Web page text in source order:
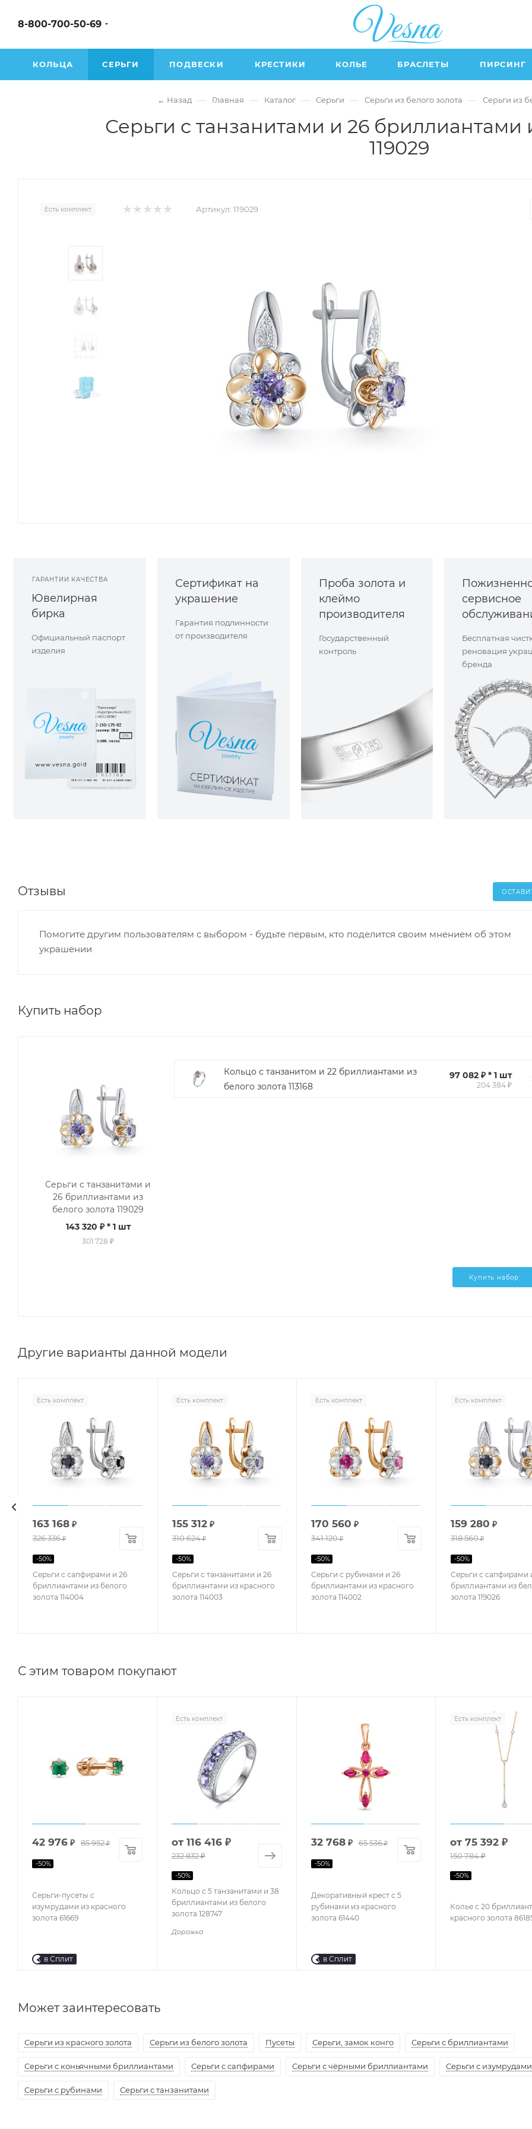
8-800-700-50-69
КОЛЬЦА СЕРЬГИ ПОДВЕСКИ КРЕСТИКИ КОЛЬЕ БРАСЛЕТЫ ПИРСИНГ
← Назад — Главная — Каталог — Серьги — Серьги из белого золота — Серьги из
Серьги с танзанитами и 26 бриллиантами
119029
Есть комплект Артикул: 119029
ГАРАНТИИ КАЧЕСТВА
Ювелирная
бирка
Официальный паспорт
изделия
Сертификат на
украшение
Гарантия подлинности
от производителя
Проба золота и
клеймо
производителя
Государственный
контроль
сервисное
Бесплатная
реновация
бренда
Отзывы
Помогите другим пользователям с выбором - будьте первым, кто поделится своим мнением об этом
украшении
Купить набор
Серьги с танзанитами и
26 бриллиантами из
белого золота 119029
143 320 ₽* 1 шт
301 728 ₽
Кольцо с танзанитом и 22 бриллиантами из
белого золота 113168
97 082 ₽ * 1 шт
204 384 ₽
Купить набор
Другие варианты данной модели
Есть комплект
Серьги с сапфирами и 26
бриллиантами из белого
золота 114004
163 168₽
326 336₽
-50%
Есть комплект
Серьги с танзанитами и 26
бриллиантами из красного
золота 114003
155 312₽
310 624₽
-50%
Есть комплект
Серьги с рубинами и 26
бриллиантами из красного
золота 114002
170 560 ₽
341 120₽
-50%
Есть комплект
Серьги с сапфирами
бриллиантами из
золота 119026
159 280 ₽
318 560₽
-50%
С этим товаром покупают
Серьги-пусеты с
изумрудами из красного
золота 61669
42 976 ₽ 85 952₽
-50%
в Сплит
Есть комплект
Кольцо с 5 танзанитами и 38
бриллиантами из белого
золота 128747
Дорожка
от 116 416 ₽
232 832 ₽
-50%
Декоративный крест с 5
рубинами из красного
золота 61440
32 768₽ 65 536₽
-50%
в Сплит
Есть комплект
Колье с 20
красного золота
от75 392 ₽
150 784 ₽
-50%
Может заинтересовать
Серьги из красного золота Серьги из белого золота Пусеты Серьги, замок конго Серьги с бриллиантами
Серьги с коньячными бриллиантами Серьги с сапфирами Серьги с чёрными бриллиантами Серьги с изумрудами
Серьги с рубинами Серьги с танзанитами